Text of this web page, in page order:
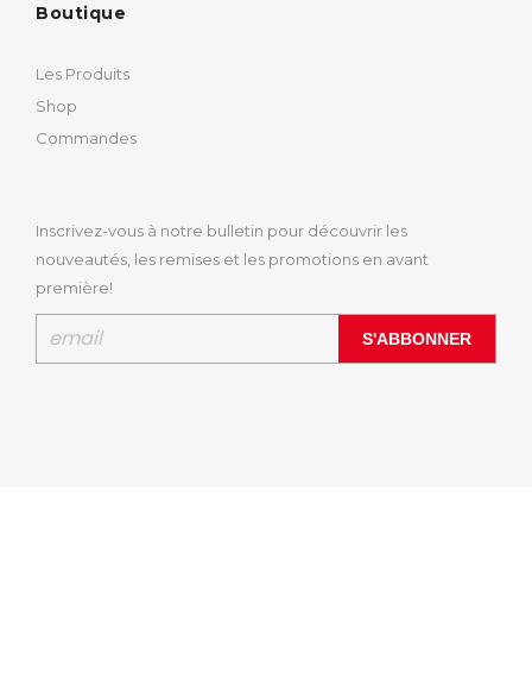
Boutique
Les Produits
Shop
Commandes
Inscrivez-vous à notre bulletin pour découvrir les
nouveautés, les remises et les promotions en avant
première!